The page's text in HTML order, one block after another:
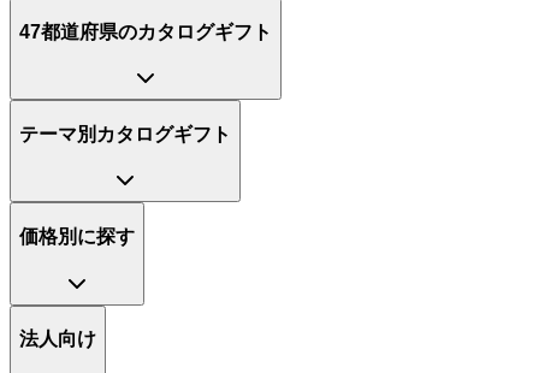
47都道府県のカタログギフト
テーマ別カタログギフト
価格別に探す
法人向け